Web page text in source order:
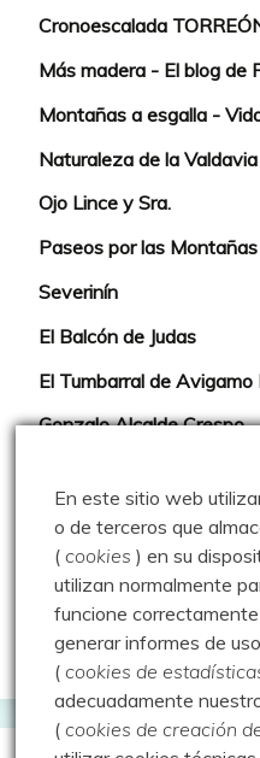
Cronoescalada
Más madera - El blog de
Montañas a esgalla -
Naturaleza de la
Ojo Lince y Sra.
Paseos por las
Severinín
El Balcón de Judas
El Tumbarral de Avigamo
Gonzalo Alcalde Crespo
Rutas y excursiones con
Valdeolea. Río Camesa,
Aprendiz de sueños
En este sitio web
o de terceros que
(cookies ) en su
utilizan normalmente
funcione
generar informes de
(cookies de
adecuadamente
(cookies de creación